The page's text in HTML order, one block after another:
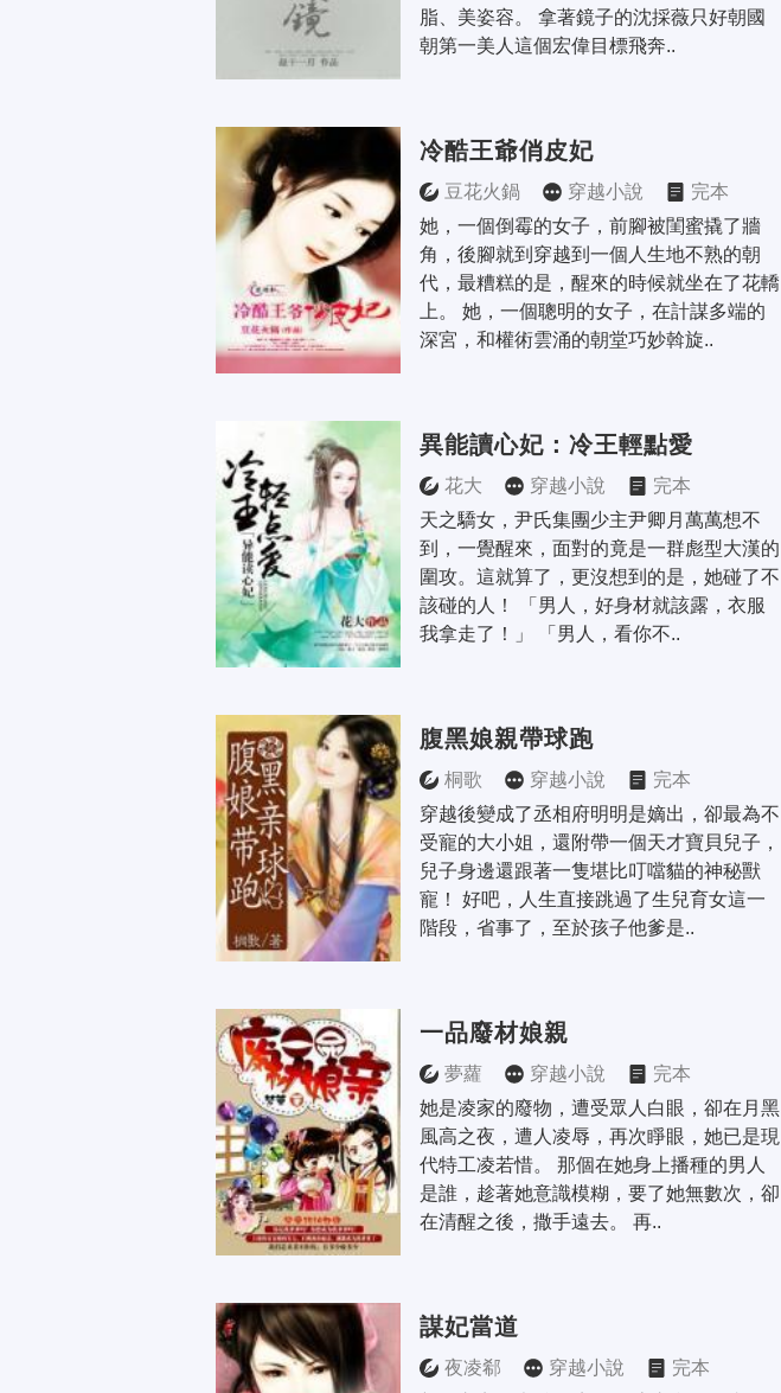
脂、美姿容。 拿著鏡子的沈採薇只好朝國
朝第一美人這個宏偉目標飛奔..
冷酷王爺俏皮妃
豆花火鍋 穿越小說
完本
她，一個倒霉的女子，前腳被閨蜜撬了牆
角，後腳就到穿越到一個人生地不熟的朝
代，最糟糕的是，醒來的時候就坐在了花轎
上。 她，一個聰明的女子，在計謀多端的
深宮，和權術雲涌的朝堂巧妙斡旋..
異能讀心妃：冷王輕點愛
花大 穿越小說
完本
天之驕女，尹氏集團少主尹卿月萬萬想不
到，一覺醒來，面對的竟是一群彪型大漢的
圍攻。這就算了，更沒想到的是，她碰了不
該碰的人！ 「男人，好身材就該露，衣服
我拿走了！」 「男人，看你不..
腹黑娘親帶球跑
桐歌 穿越小說
完本
穿越後變成了丞相府明明是嫡出，卻最為不
受寵的大小姐，還附帶一個天才寶貝兒子，
兒子身邊還跟著一隻堪比叮噹貓的神秘獸
寵！ 好吧，人生直接跳過了生兒育女這一
階段，省事了，至於孩子他爹是..
一品廢材娘親
夢蘿 穿越小說
完本
她是凌家的廢物，遭受眾人白眼，卻在月黑
風高之夜，遭人凌辱，再次睜眼，她已是現
代特工凌若惜。 那個在她身上播種的男人
是誰，趁著她意識模糊，要了她無數次，卻
在清醒之後，撒手遠去。 再..
謀妃當道
夜凌郗 穿越小說
完本